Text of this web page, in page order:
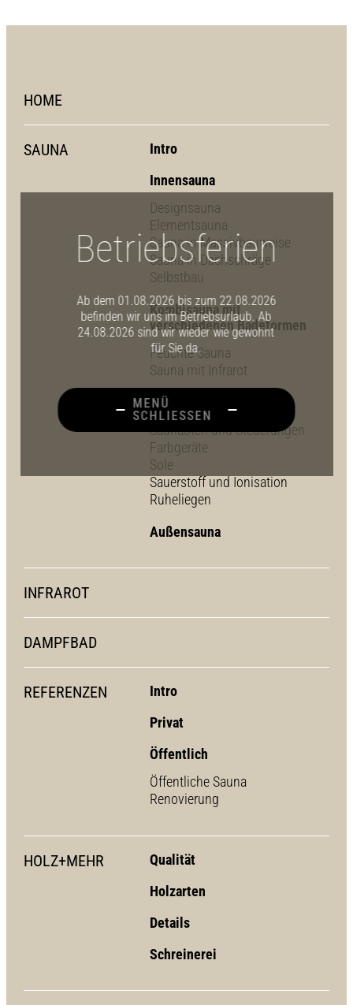
HOME
SAUNA
Intro
Innensauna
Designsauna
Elementsauna
Sauna in Massivbauweise
Sauna in Dachschräge
Selbstbau
Kombisauna mit
verschiedenen Badeformen
Feuchte Sauna
Sauna mit Infrarot
Technik + Ausstattung
Saunaöfen und Steuerungen
Farbgeräte
Sole
Sauerstoff und Ionisation
Ruheliegen
Außensauna
INFRAROT
DAMPFBAD
REFERENZEN
Intro
Privat
Öffentlich
Öffentliche Sauna
Renovierung
HOLZ+MEHR
Qualität
Holzarten
Details
Schreinerei
Ab dem 01.08.2026 bis zum 22.08.2026
befinden wir uns im Betriebsurlaub. Ab
24.08.2026 sind wir wieder wie gewohnt
für Sie da.
Betriebsferien
MENÜ
SCHLIESSEN